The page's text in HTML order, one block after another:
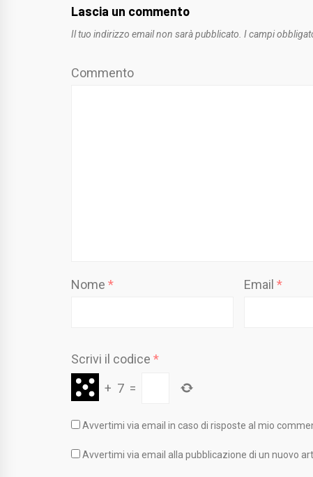
Lascia un commento
Il tuo indirizzo email non sarà pubblicato. I campi
Commento
Nome * Email *
Scrivi il codice *
+ 7 =
Avvertimi via email in caso di risposte al mio
Avvertimi via email alla pubblicazione di un nuovo